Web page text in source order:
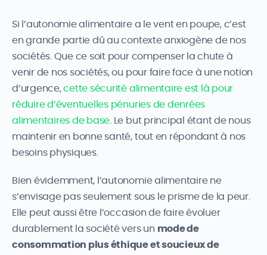
Si l’autonomie alimentaire a le vent en poupe, c’est
en grande partie dû au contexte anxiogène de nos
sociétés. Que ce soit pour compenser la chute à
venir de nos sociétés, ou pour faire face à une notion
d’urgence,cette sécurité alimentaire est là pour
réduire d’éventuelles pénuries de denrées
alimentaires de base . Le but principal étant de nous
maintenir en bonne santé, tout en répondant à nos
besoins physiques.
Bien évidemment, l’autonomie alimentaire ne
s’envisage pas seulement sous le prisme de la peur.
Elle peut aussi être l’occasion de faire évoluer
durablement la société vers un mode de
consommation plus éthique et soucieux de